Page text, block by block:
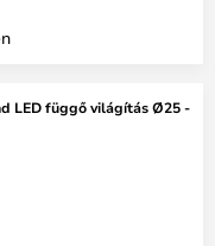
LED függő világítás Ø25 -